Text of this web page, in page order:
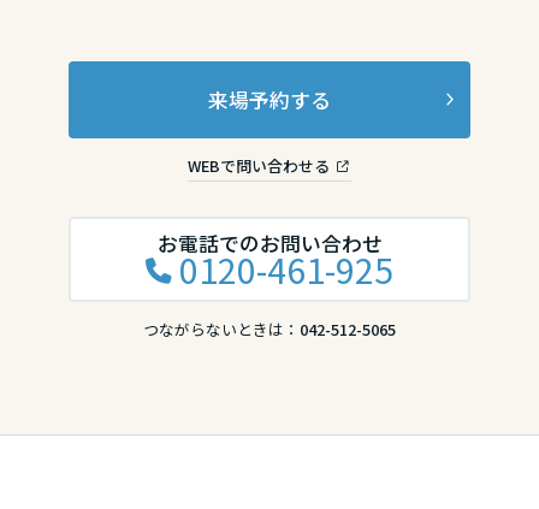
来場予約する
WEBで問い合わせる
お電話でのお問い合わせ
0120-461-925
つながらないときは： 042-512-5065